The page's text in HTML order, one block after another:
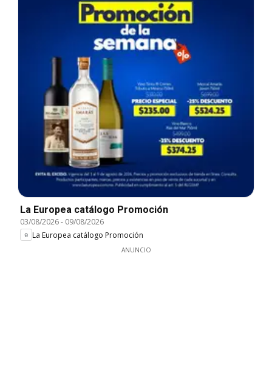
La Europea catálogo Promoción
03/08/2026- 09/08/2026
La Europea catálogo Promoción
ANUNCIO